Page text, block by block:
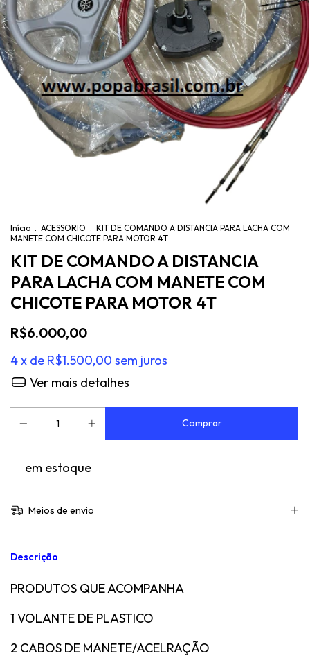
Início . ACESSORIO . KIT DE COMANDO A DISTANCIA PARA LACHA COM
MANETE COM CHICOTE PARA MOTOR 4T
KIT DE COMANDO A DISTANCIA
PARA LACHA COM MANETE COM
CHICOTE PARA MOTOR 4T
R$6.000,00
4x de R$1.500,00 sem juros
Ver mais detalhes
em estoque
Meios de envio
Descrição
PRODUTOS QUE ACOMPANHA
1 VOLANTE DE PLASTICO
2 CABOS DE MANETE/ACELRAÇÃO